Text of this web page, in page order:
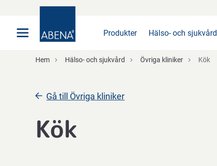
Produkter Hälso- och sjukvård
Hem Hälso- och sjukvård Övriga kliniker Kök
Gå till Övriga kliniker
Kök